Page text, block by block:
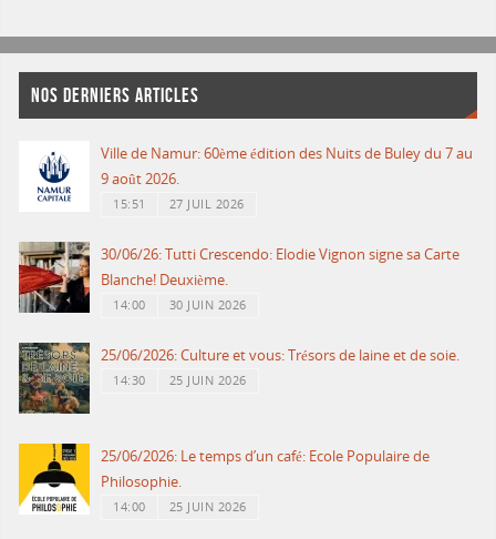
NOS DERNIERS ARTICLES
Ville de Namur: 60ème édition des Nuits de Buley du 7 au
9 août 2026.
15:51 27 JUIL 2026
30/06/26: Tutti Crescendo: Elodie Vignon signe sa Carte
Blanche! Deuxième.
14:00 30 JUIN 2026
25/06/2026: Culture et vous: Trésors de laine et de soie.
14:30 25 JUIN 2026
25/06/2026: Le temps d’un café: Ecole Populaire de
Philosophie.
14:00 25 JUIN 2026